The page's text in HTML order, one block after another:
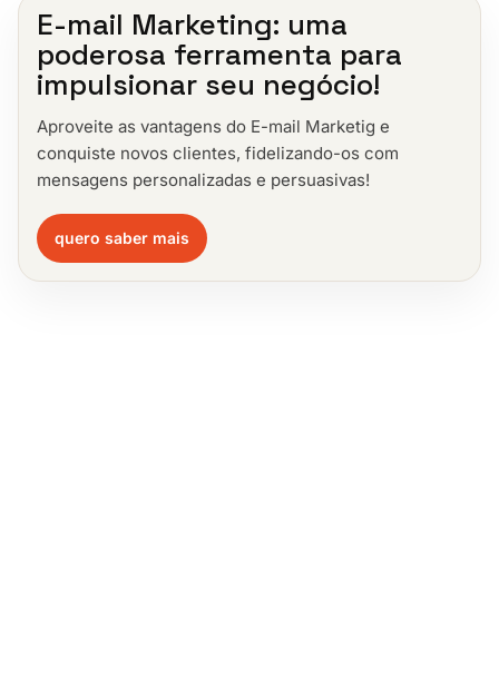
E-mail Marketing: uma
poderosa ferramenta para
impulsionar seu negócio!
Aproveite as vantagens do E-mail Marketig e
conquiste novos clientes, fidelizando-os com
mensagens personalizadas e persuasivas!
quero saber mais